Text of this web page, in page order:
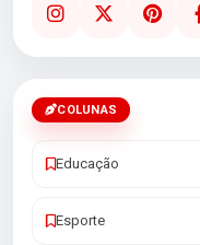
COLUNAS
Educação
Esporte